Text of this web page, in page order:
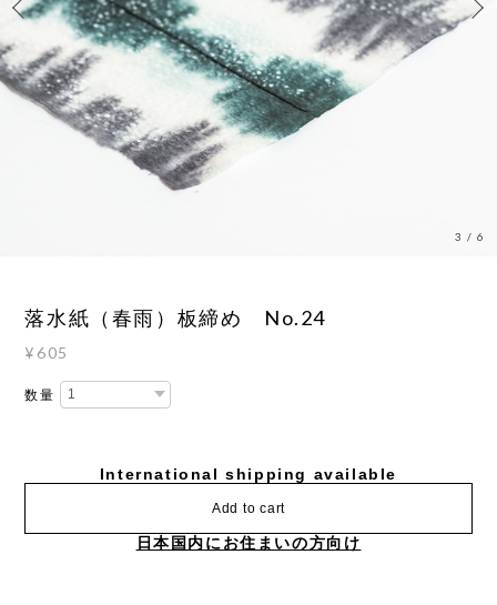
4 /6
落水紙（春雨）板締め No.24
¥605
数量
International shipping available
Add to cart
日本国内にお住まいの方向け